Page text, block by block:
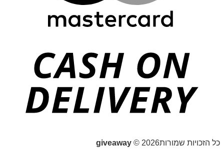
כל הזכויות שמורות2026 © giveaway